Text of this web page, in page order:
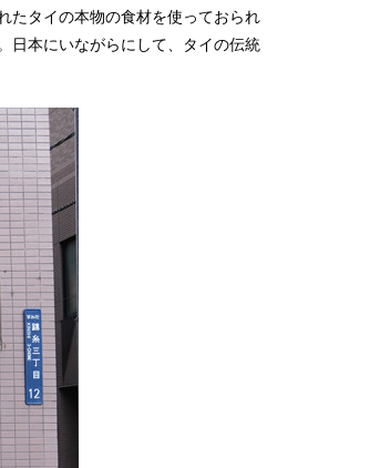
たタイの本物の食材を使っておられ
日本にいながらにして、タイの伝統